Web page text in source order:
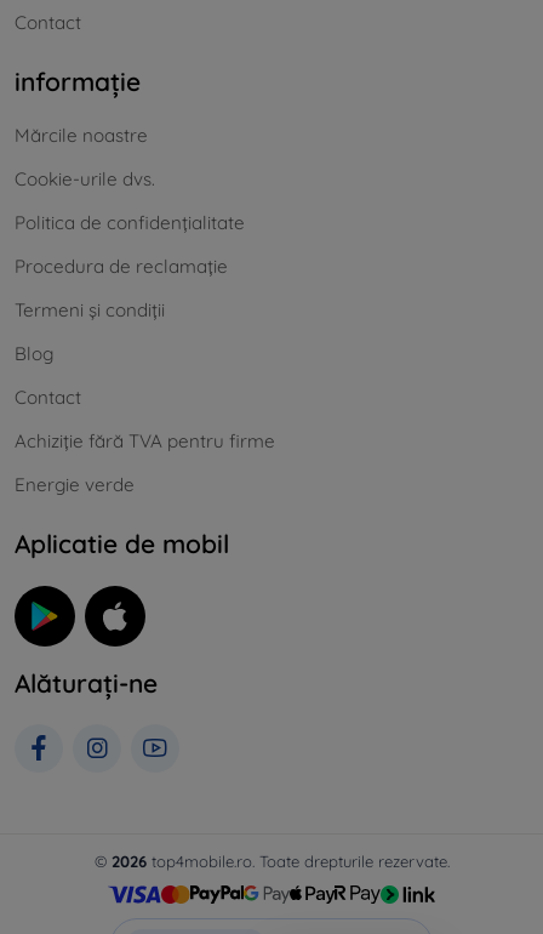
Contact
informație
Mărcile noastre
Cookie-urile dvs.
Politica de confidențialitate
Procedura de reclamație
Termeni și condiții
Blog
Contact
Achiziție fără TVA pentru firme
Energie verde
Aplicatie de mobil
Alăturați-ne
© 2026top4mobile.ro. Toate drepturile rezervate.